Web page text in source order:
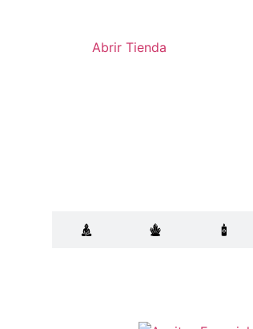
Abrir Tienda